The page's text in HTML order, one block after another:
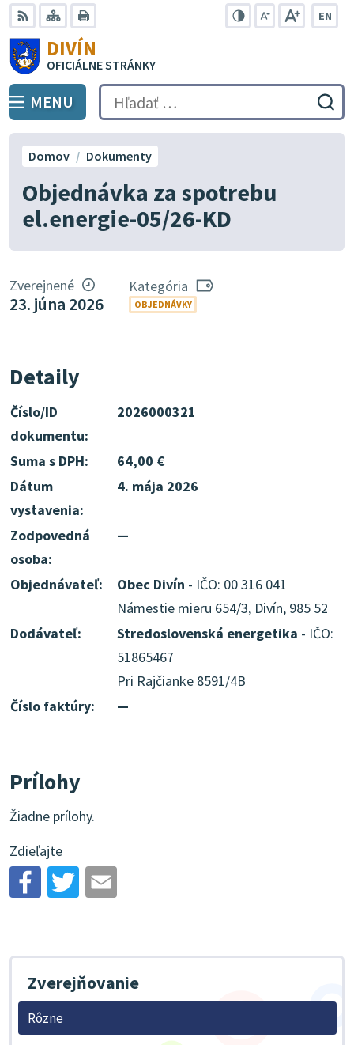
Preskočiť
na
obsah
RSS Mapa
EN
DIVÍN
OFICIÁLNE STRÁNKY
PREPNÚŤ
MENU Hľadať:
Objednávka za spotrebu
el.energie-05/26-KD
Domov Dokumenty
Zverejnené
23. júna 2026
Kategória
OBJEDNÁVKY
Detaily
Číslo/ID
dokumentu:
2026000321
Suma s DPH:
64,00 €
Dátum
vystavenia:
4. mája 2026
Zodpovedná
osoba:
—
Objednávateľ: Obec Divín - IČO: 00 316 041
Námestie mieru 654/3, Divín, 985 52
Dodávateľ:
Stredoslovenská energetika - IČO:
51865467
Pri Rajčianke 8591/4B
Číslo faktúry:
—
Prílohy
Žiadne prílohy.
Zdieľajte
Zverejňovanie
Rôzne